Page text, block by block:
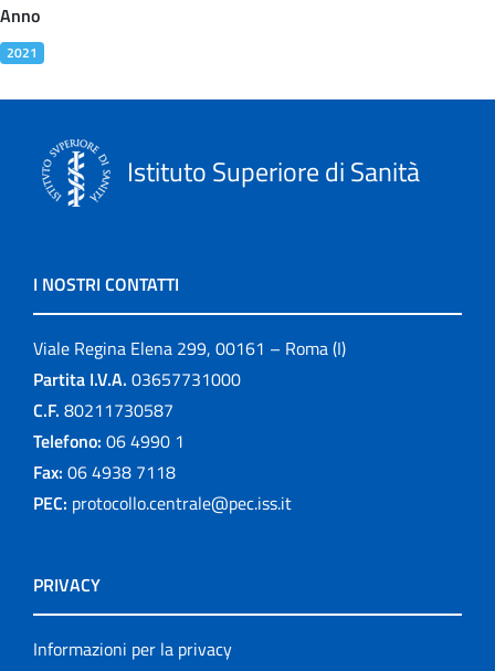
Anno
2021
Istituto Superiore di Sanità
I NOSTRI CONTATTI
Viale Regina Elena 299, 00161 – Roma (I)
Partita I.V.A. 03657731000
C.F. 80211730587
Telefono: 06 4990 1
Fax: 06 4938 7118
PEC: protocollo.centrale@pec.iss.it
PRIVACY
Informazioni per la privacy